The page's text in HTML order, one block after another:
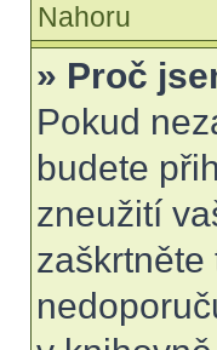
Nahoru
» Proč
Pokud
budete
zneužití
zaškrtněte